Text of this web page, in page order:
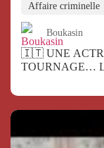
Affaire criminelle
Boukasin
🇮🇹 UNE
TOURNAGE…